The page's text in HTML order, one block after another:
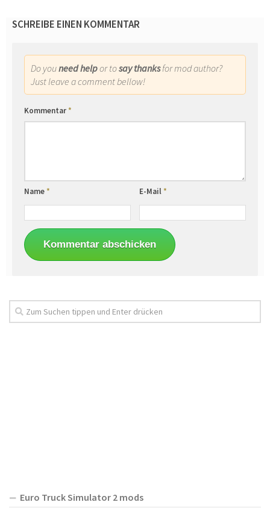
SCHREIBE EINEN KOMMENTAR
Do youneed helpor tosay thanksfor mod author?
Just leave a comment bellow!
Kommentar*
Name* E-Mail*
Euro Truck Simulator 2 mods